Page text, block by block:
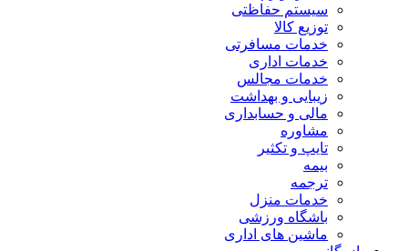
سیستم حفاظتی
توزیع کالا
خدمات مسافرتی
خدمات اداری
خدمات مجالس
زیبایی و بهداشت
مالی و حسابداری
مشاوره
تایپ و تکثیر
بیمه
ترجمه
خدمات منزل
باشگاه ورزشی
ماشین های اداری